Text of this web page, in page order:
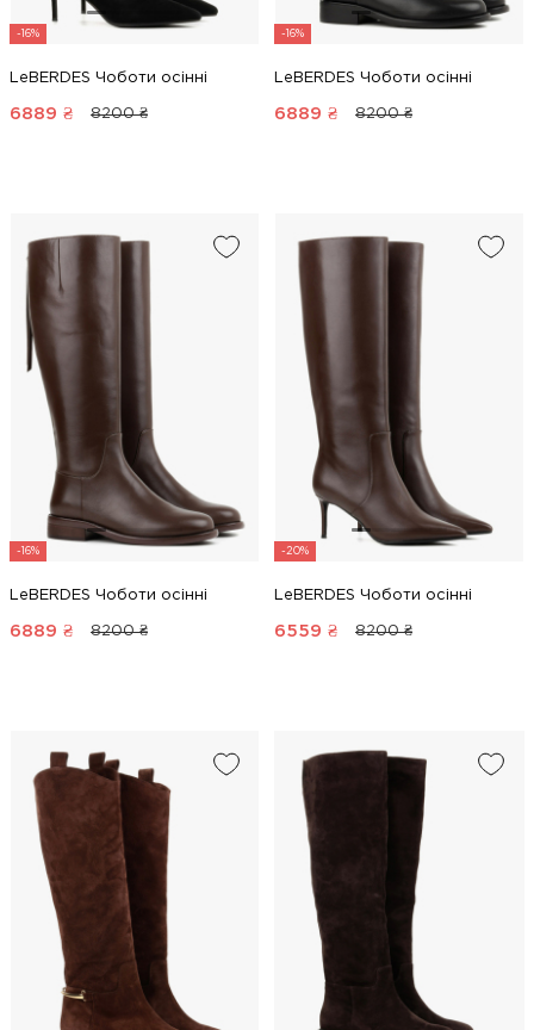
-16%
LeBERDES Чоботи осінні
6889 ₴ 8200 ₴
-16%
LeBERDES Чоботи осінні
6889 ₴ 8200 ₴
-16%
LeBERDES Чоботи осінні
6889 ₴ 8200 ₴
-20%
LeBERDES Чоботи осінні
6559 ₴ 8200 ₴